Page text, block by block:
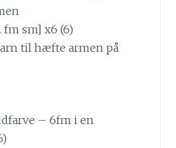
fm sm] x6 (6)
til hæfte armen på
– 6fm i en